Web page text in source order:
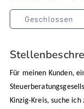
Geschlossen
Für meinen Kunden,
Kinzig-Kreis, suche